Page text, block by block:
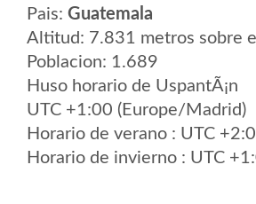
Pais: Guatemala
Altitud: 7.831 metros sobre
Poblacion: 1.689
Huso horario de UspantÃ¡n
UTC +1:00 (Europe/Madrid)
Horario de verano : UTC
Horario de invierno : UTC